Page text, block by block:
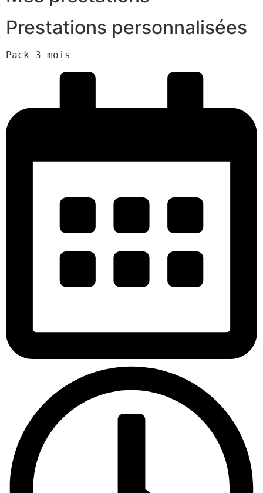
Prestations personnalisées
Pack 3 mois